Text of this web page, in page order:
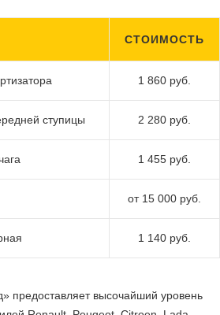
СТОИМОСТЬ
1 860 руб.
ступицы 2 280 руб.
1 455 руб.
от 15 000 руб.
1 140 руб.
предоставляет высочайший уровень